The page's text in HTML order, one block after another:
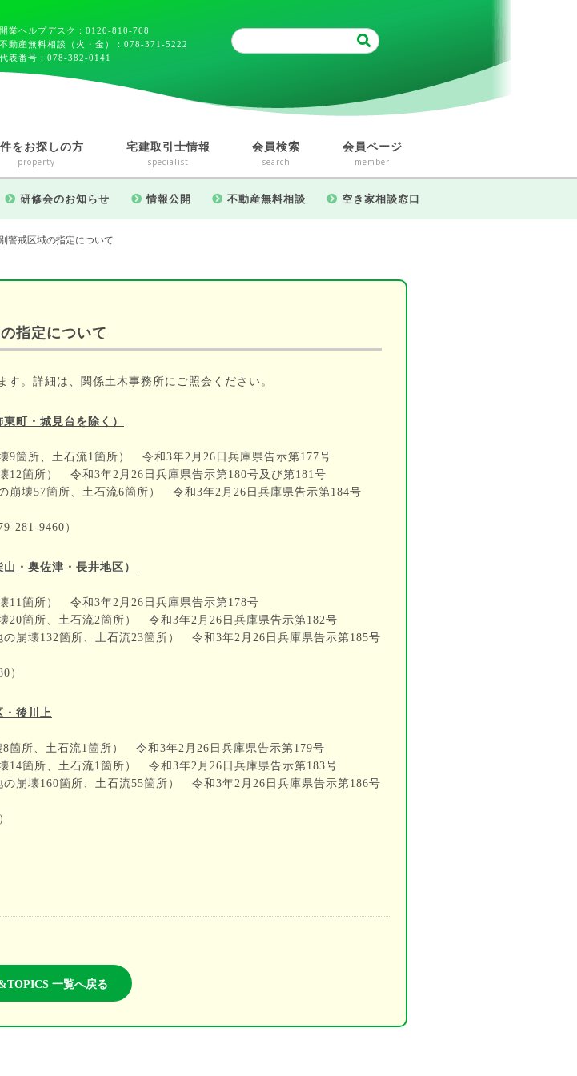
開業ヘルプデスク：0120-810-768
不動産無料相談（火・金）：078-371-5222
代表番号：078-382-0141
研修会のお知らせ 情報公開 不動産無料相談 空き家相談窓口
をお探しの方
property
宅建取引士情報
specialist
会員検索
search
会員ページ
member
警戒区域の指定について
指定について
。詳細は、関係土木事務所にご照会ください。
町・城見台を除く）
箇所、土石流1箇所） 令和3年2月26日兵庫県告示第177号
箇所） 令和3年2月26日兵庫県告示第180号及び第181号
壊57箇所、土石流6箇所） 令和3年2月26日兵庫県告示第184号
281-9460）
・奥佐津・長井地区）
箇所） 令和3年2月26日兵庫県告示第178号
箇所、土石流2箇所） 令和3年2月26日兵庫県告示第182号
崩壊132箇所、土石流23箇所） 令和3年2月26日兵庫県告示第185号
）
後川上
所、土石流1箇所） 令和3年2月26日兵庫県告示第179号
箇所、土石流1箇所） 令和3年2月26日兵庫県告示第183号
崩壊160箇所、土石流55箇所） 令和3年2月26日兵庫県告示第186号
一覧へ戻る